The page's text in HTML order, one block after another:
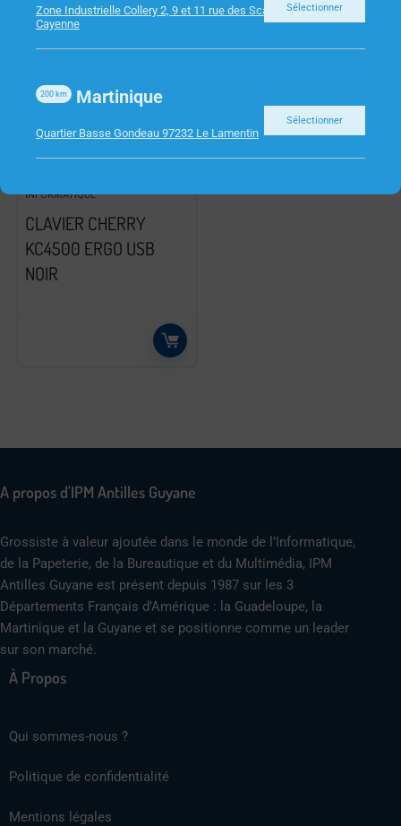
INFORMATIQUE
CLAVIER CHERRY
KC4500 ERGO USB
NOIR
A propos d'IPM Antilles Guyane
Grossiste à valeur ajoutée dans le monde de l’Informatique,
de la Papeterie, de la Bureautique et du Multimédia, IPM
Antilles Guyane est présent depuis 1987 sur les 3
Départements Français d’Amérique : la Guadeloupe, la
Martinique et la Guyane et se positionne comme un leader
sur son marché.
À Propos
Qui sommes-nous ?
Politique de confidentialité
Mentions légales
Zone Industrielle Collery 2, 9 et 11 rue des Scarabees 97300
Cayenne
Sélectionner
Martinique
200 km
Quartier Basse Gondeau 97232 Le Lamentin
Sélectionner